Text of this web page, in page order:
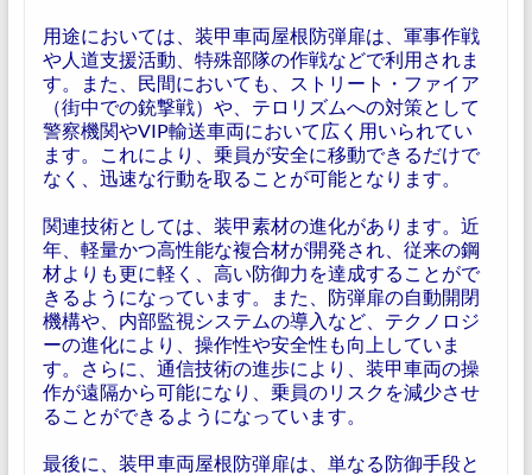
用途においては、装甲車両屋根防弾扉は、軍事作戦
や人道支援活動、特殊部隊の作戦などで利用されま
す。また、民間においても、ストリート・ファイア
（街中での銃撃戦）や、テロリズムへの対策として
警察機関やVIP輸送車両において広く用いられてい
ます。これにより、乗員が安全に移動できるだけで
なく、迅速な行動を取ることが可能となります。
関連技術としては、装甲素材の進化があります。近
年、軽量かつ高性能な複合材が開発され、従来の鋼
材よりも更に軽く、高い防御力を達成することがで
きるようになっています。また、防弾扉の自動開閉
機構や、内部監視システムの導入など、テクノロジ
ーの進化により、操作性や安全性も向上していま
す。さらに、通信技術の進歩により、装甲車両の操
作が遠隔から可能になり、乗員のリスクを減少させ
ることができるようになっています。
最後に、装甲車両屋根防弾扉は、単なる防御手段と